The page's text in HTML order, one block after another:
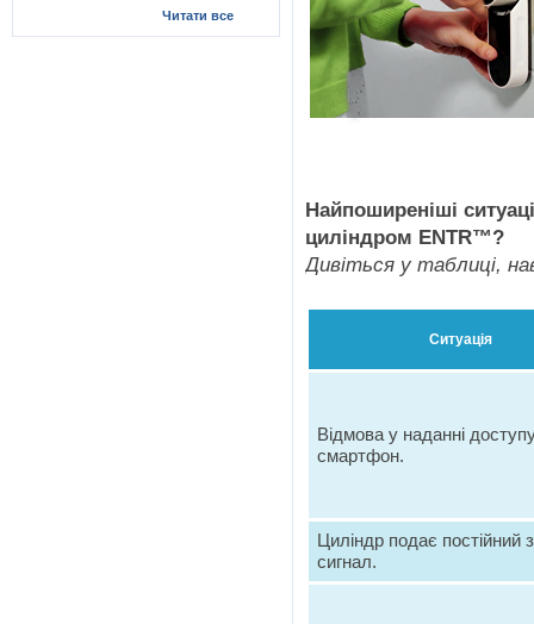
Найпоширеніші
циліндром ENTR™?
Дивіться у таблиці,
Ситуація
Відмова у наданні
смартфон.
Циліндр подає постійний
сигнал.
Читати все